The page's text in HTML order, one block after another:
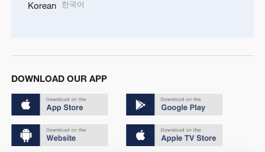
Korean 한국어
DOWNLOAD OUR APP